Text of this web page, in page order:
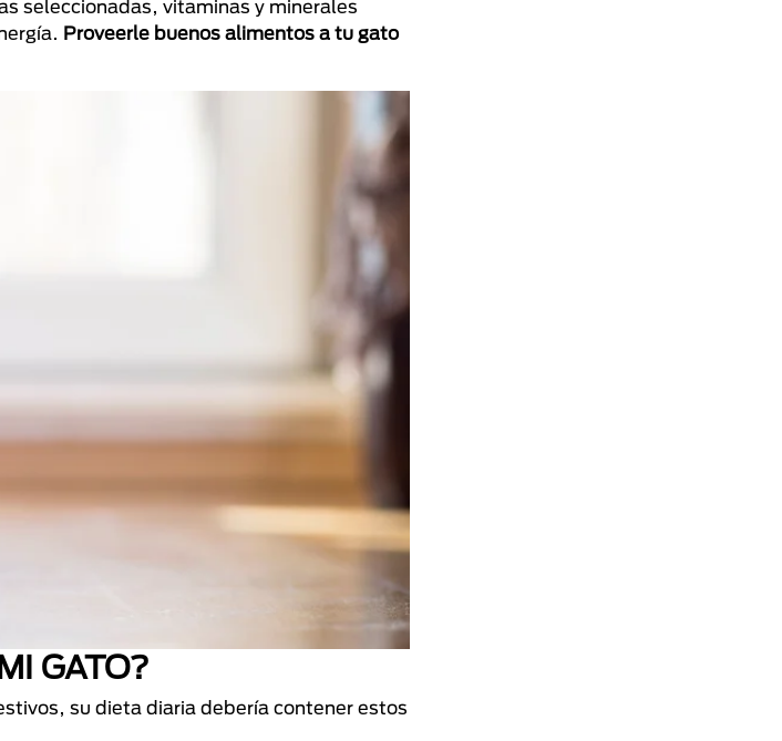
seleccionadas, vitaminas y minerales
Proveerle buenos alimentos a tu gato
GATO?
su dieta diaria debería contener estos